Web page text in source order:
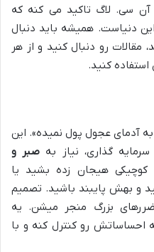
آن سی. لاگ تاکید می کنه که
دنیاست. همیشه باید دنبال
مقالات رو دنبال کنید و از هر
کنید.
آدمای عجول پول نمیده». این
گذاری، نیاز به صبر و
کوچیکی هیجان زده بشید یا
و بهش پایبند باشید. تصمیم
بزرگ منجر میشن. یه
احساساتش رو کنترل کنه و با